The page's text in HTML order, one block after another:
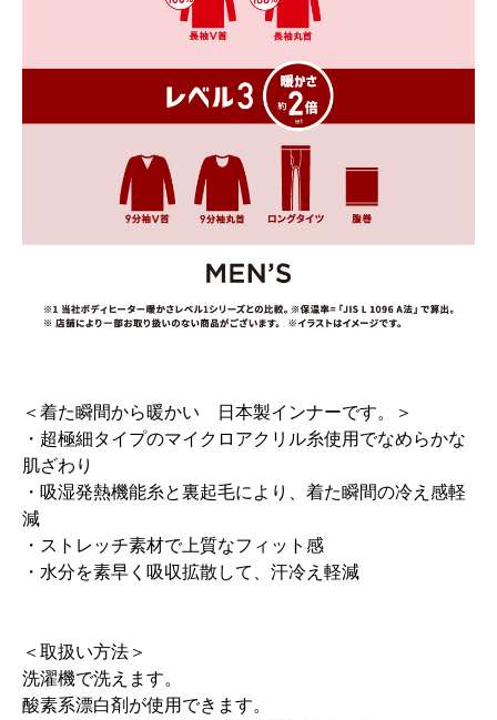
＜着た瞬間から暖かい 日本製インナーです。＞
・超極細タイプのマイクロアクリル糸使用でなめらかな
肌ざわり
・吸湿発熱機能糸と裏起毛により、着た瞬間の冷え感軽
減
・ストレッチ素材で上質なフィット感
・水分を素早く吸収拡散して、汗冷え軽減
＜取扱い方法＞
洗濯機で洗えます。
酸素系漂白剤が使用できます。